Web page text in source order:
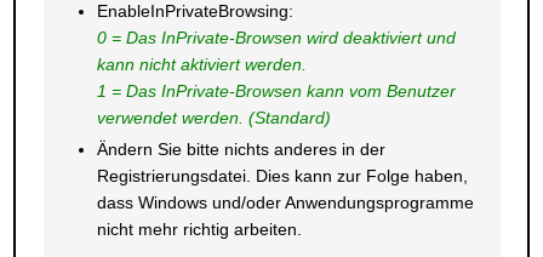
EnableInPrivateBrowsing:
0 = Das InPrivate-Browsen wird deaktiviert und
kann nicht aktiviert werden.
1 = Das InPrivate-Browsen kann vom Benutzer
verwendet werden. (Standard)
Ändern Sie bitte nichts anderes in der
Registrierungsdatei. Dies kann zur Folge haben,
dass Windows und/oder Anwendungsprogramme
nicht mehr richtig arbeiten.